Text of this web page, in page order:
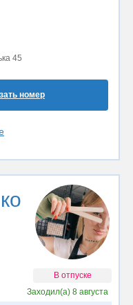
45
номер
В отпуске
Заходил(а) 8 августа